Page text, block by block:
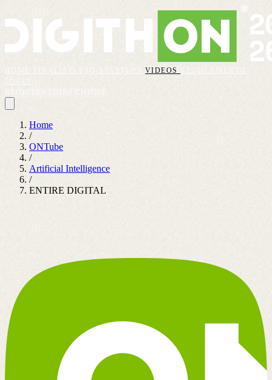
VIDEOS
REGOLAMENTO
Home
/
ONTube
/
Artificial Intelligence
/
ENTIRE DIGITAL